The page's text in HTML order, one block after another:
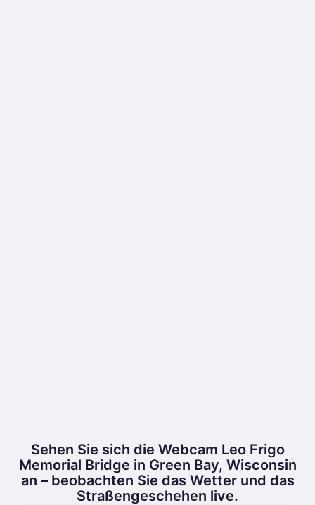
Sehen Sie sich die Webcam Leo Frigo
Memorial Bridge in Green Bay, Wisconsin
an – beobachten Sie das Wetter und das
Straßengeschehen live.